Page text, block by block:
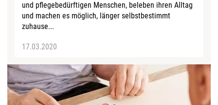
und pflegebedürftigen Menschen, beleben ihren Alltag
und machen es möglich, länger selbstbestimmt
zuhause...
17.03.2020